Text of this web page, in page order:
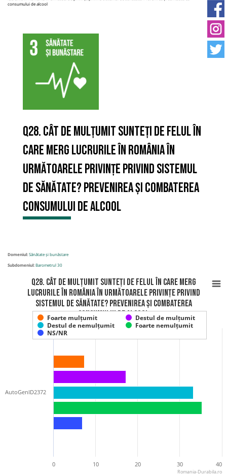
consumului de alcool
Q28. Cât de mulțumit sunteți de felul în
care merg lucrurile în România în
următoarele privințe privind sistemul
de sănătate? Prevenirea și combaterea
consumului de alcool
Domeniul:Sănătate și bunăstare
Subdomeniul:Barometrul 30
Q28. Cât de mulțumit sunteți de felul în care merg
lucrurile în România în următoarele privințe privind
sistemul de sănătate? Prevenirea și combaterea
consumului de alcool
Foarte mulțumit
Destul de mulțumit
Destul de nemulțumit
Foarte nemulțumit
NS/NR
AutoGenID2372
0 10 20 30 40
Romania-Durabila.ro